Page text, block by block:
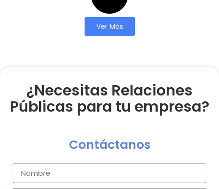
Ver Más
¿Necesitas Relaciones
Públicas para tu empresa?
Contáctanos